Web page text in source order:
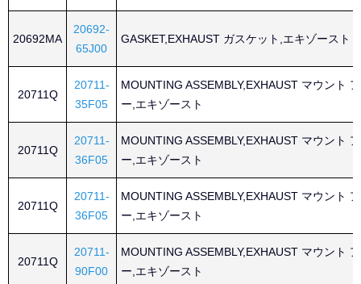
20692MA
20692-
65J00
GASKET,EXHAUST ガスケット,エキゾースト
20711Q
20711-
35F05
MOUNTING ASSEMBLY,EXHAUST マウント
ー,エキゾースト
20711Q
20711-
36F05
MOUNTING ASSEMBLY,EXHAUST マウント
ー,エキゾースト
20711Q
20711-
36F05
MOUNTING ASSEMBLY,EXHAUST マウント
ー,エキゾースト
20711Q
20711-
90F00
MOUNTING ASSEMBLY,EXHAUST マウント
ー,エキゾースト